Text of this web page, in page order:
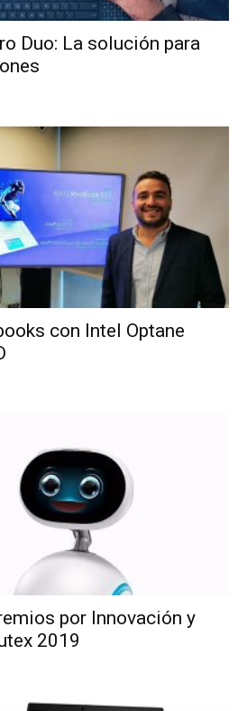
Duo: La solución para
con Intel Optane
por Innovación y
2019